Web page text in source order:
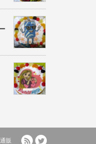
RSS
販